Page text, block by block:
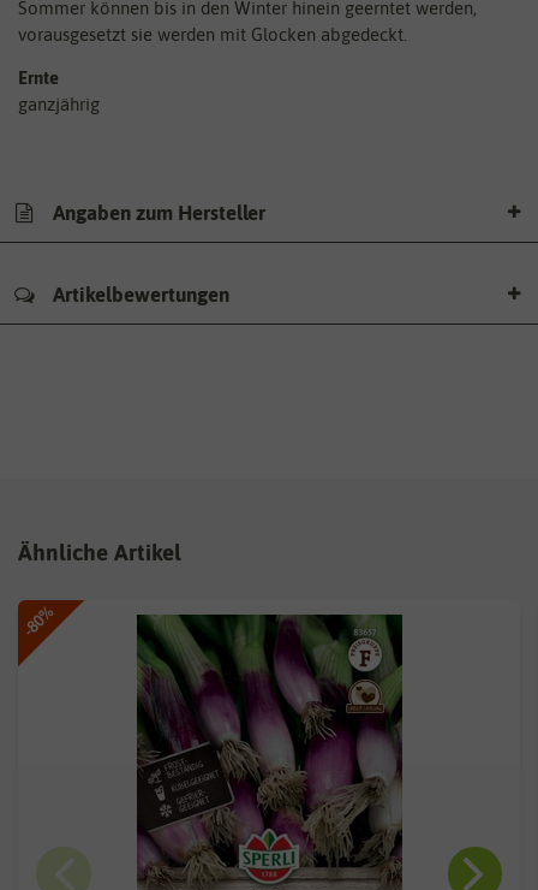
Sommer können bis in den Winter hinein geerntet werden,
vorausgesetzt sie werden mit Glocken abgedeckt.
Ernte
ganzjährig
Angaben zum Hersteller
Artikelbewertungen
Ähnliche Artikel
-80%